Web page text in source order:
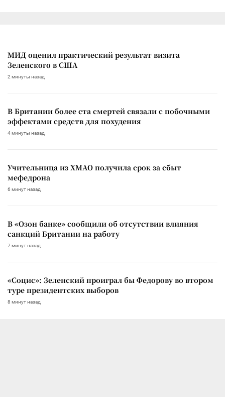
МИД оценил практический результат визита
Зеленского в США
2 минуты назад
В Британии более ста смертей связали с побочными
эффектами средств для похудения
4 минуты назад
Учительница из ХМАО получила срок за сбыт
мефедрона
6 минут назад
В «Озон банке» сообщили об отсутствии влияния
санкций Британии на работу
7 минут назад
«Социс»: Зеленский проиграл бы Федорову во втором
туре президентских выборов
8 минут назад